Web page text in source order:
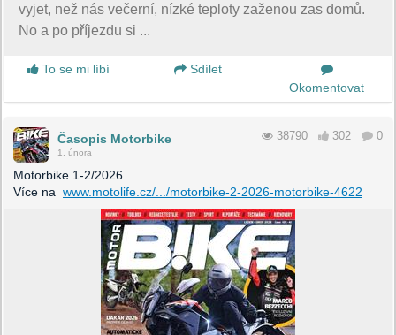
vyjet, než nás večerní, nízké teploty zaženou zas domů.
No a po příjezdu si ...
To se mi líbí
Sdílet
Okomentovat
Časopis Motorbike
1. února
38790 302 0
Motorbike 1-2/2026
Více na www.motolife.cz/.../motorbike-2-2026-motorbike-4622